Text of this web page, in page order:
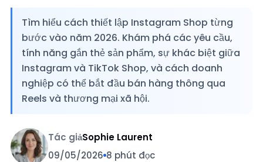
Tìm hiểu cách thiết lập Instagram Shop từng
bước vào năm 2026. Khám phá các yêu cầu,
tính năng gắn thẻ sản phẩm, sự khác biệt giữa
Instagram và TikTok Shop, và cách doanh
nghiệp có thể bắt đầu bán hàng thông qua
Reels và thương mại xã hội.
Tác giảSophie Laurent
09/05/2026 8 phút đọc